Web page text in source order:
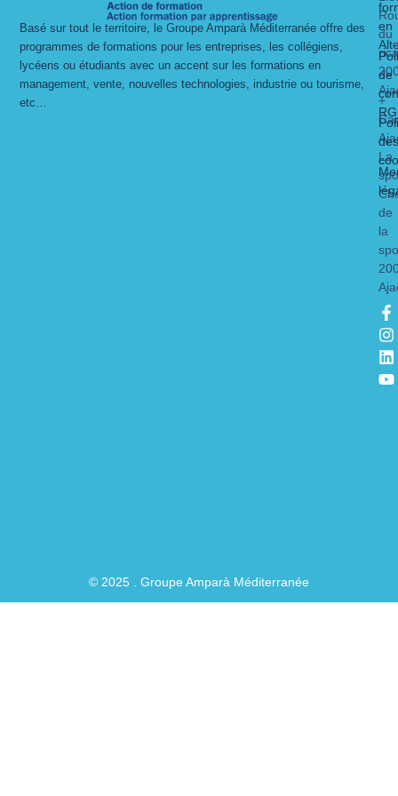
Basé sur tout le territoire, le Groupe Amparà Méditerranée offre des
programmes de formations pour les entreprises, les collégiens,
lycéens ou étudiants avec un accent sur les formations en
management, vente, nouvelles technologies, industrie ou tourisme,
etc…
du
+
La
de
la
F
a
c
e
b
o
I
n
s
t
a
g
L
i
n
k
e
d
Y
o
u
t
u
b
en
de
des
© 2025 . Groupe Amparà Méditerranée